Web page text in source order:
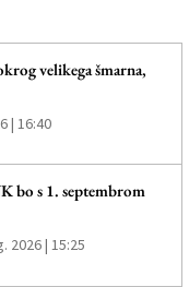
velikega šmarna,
| 16:40
bo s 1. septembrom
2026 | 15:25